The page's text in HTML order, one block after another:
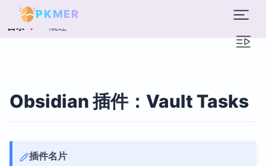
PKMER
目录 概述
Obsidian 插件：Vault Tasks
插件名片